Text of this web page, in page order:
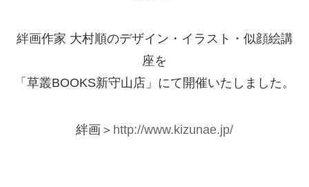
絆画作家 大村順のデザイン・イラスト・似顔絵講
座を
「草叢BOOKS新守山店」にて開催いたしました。
絆画＞ http://www.kizunae.jp/